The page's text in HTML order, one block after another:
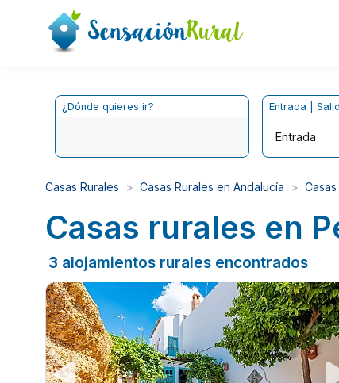
¿Dónde quieres ir? Entrada |
Entrada
Casas Rurales Casas Rurales en Andalucía
Casas rurales en
3 alojamientos rurales encontrados